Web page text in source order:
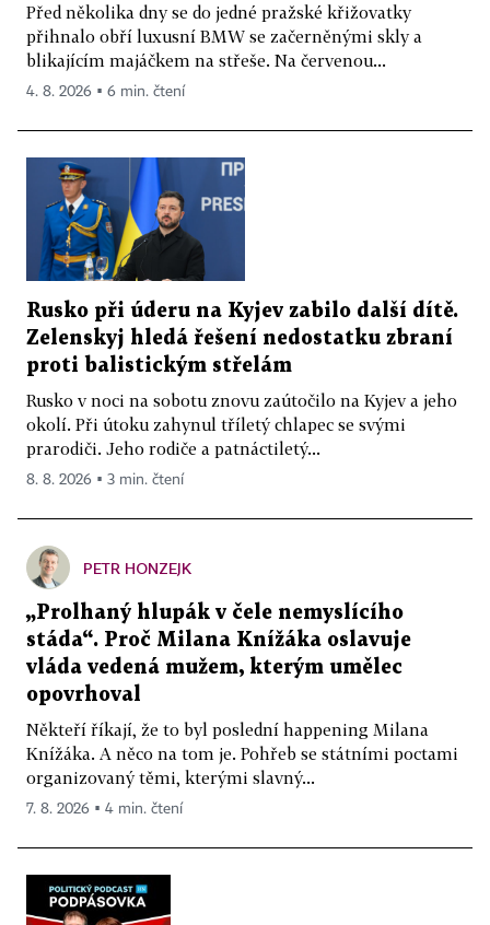
Před několika dny se do jedné pražské křižovatky
přihnalo obří luxusní BMW se začerněnými skly a
blikajícím majáčkem na střeše. Na červenou...
4. 8. 2026 ▪ 6 min. čtení
Rusko při úderu na Kyjev zabilo další dítě.
Zelenskyj hledá řešení nedostatku zbraní
proti balistickým střelám
Rusko v noci na sobotu znovu zaútočilo na Kyjev a jeho
okolí. Při útoku zahynul tříletý chlapec se svými
prarodiči. Jeho rodiče a patnáctiletý...
8. 8. 2026 ▪ 3 min. čtení
PETR HONZEJK
„Prolhaný hlupák v čele nemyslícího
stáda“. Proč Milana Knížáka oslavuje
vláda vedená mužem, kterým umělec
opovrhoval
Někteří říkají, že to byl poslední happening Milana
Knížáka. A něco na tom je. Pohřeb se státními poctami
organizovaný těmi, kterými slavný...
7. 8. 2026 ▪ 4 min. čtení